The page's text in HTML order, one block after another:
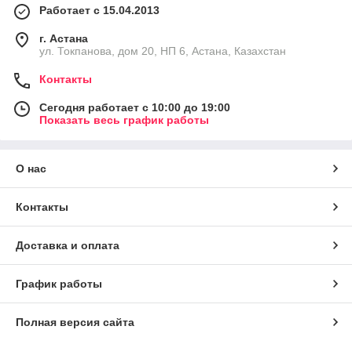
Работает с 15.04.2013
г. Астана
ул. Токпанова, дом 20, НП 6, Астана, Казахстан
Контакты
Сегодня работает с 10:00 до 19:00
Показать весь график работы
О нас
Контакты
Доставка и оплата
График работы
Полная версия сайта